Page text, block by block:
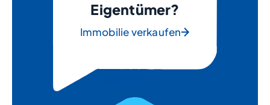
Eigentümer?
Immobilie verkaufen